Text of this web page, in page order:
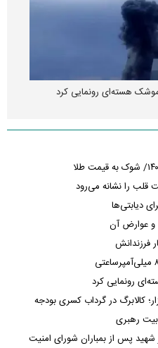
قلب را نشانه می‌رود
دیابتی‌ها
و عوارض آن
فرزندانش
کالابرگ در گرداب کسری بودجه
بیت رهبری
شهید پس از بمباران شورای امنیت